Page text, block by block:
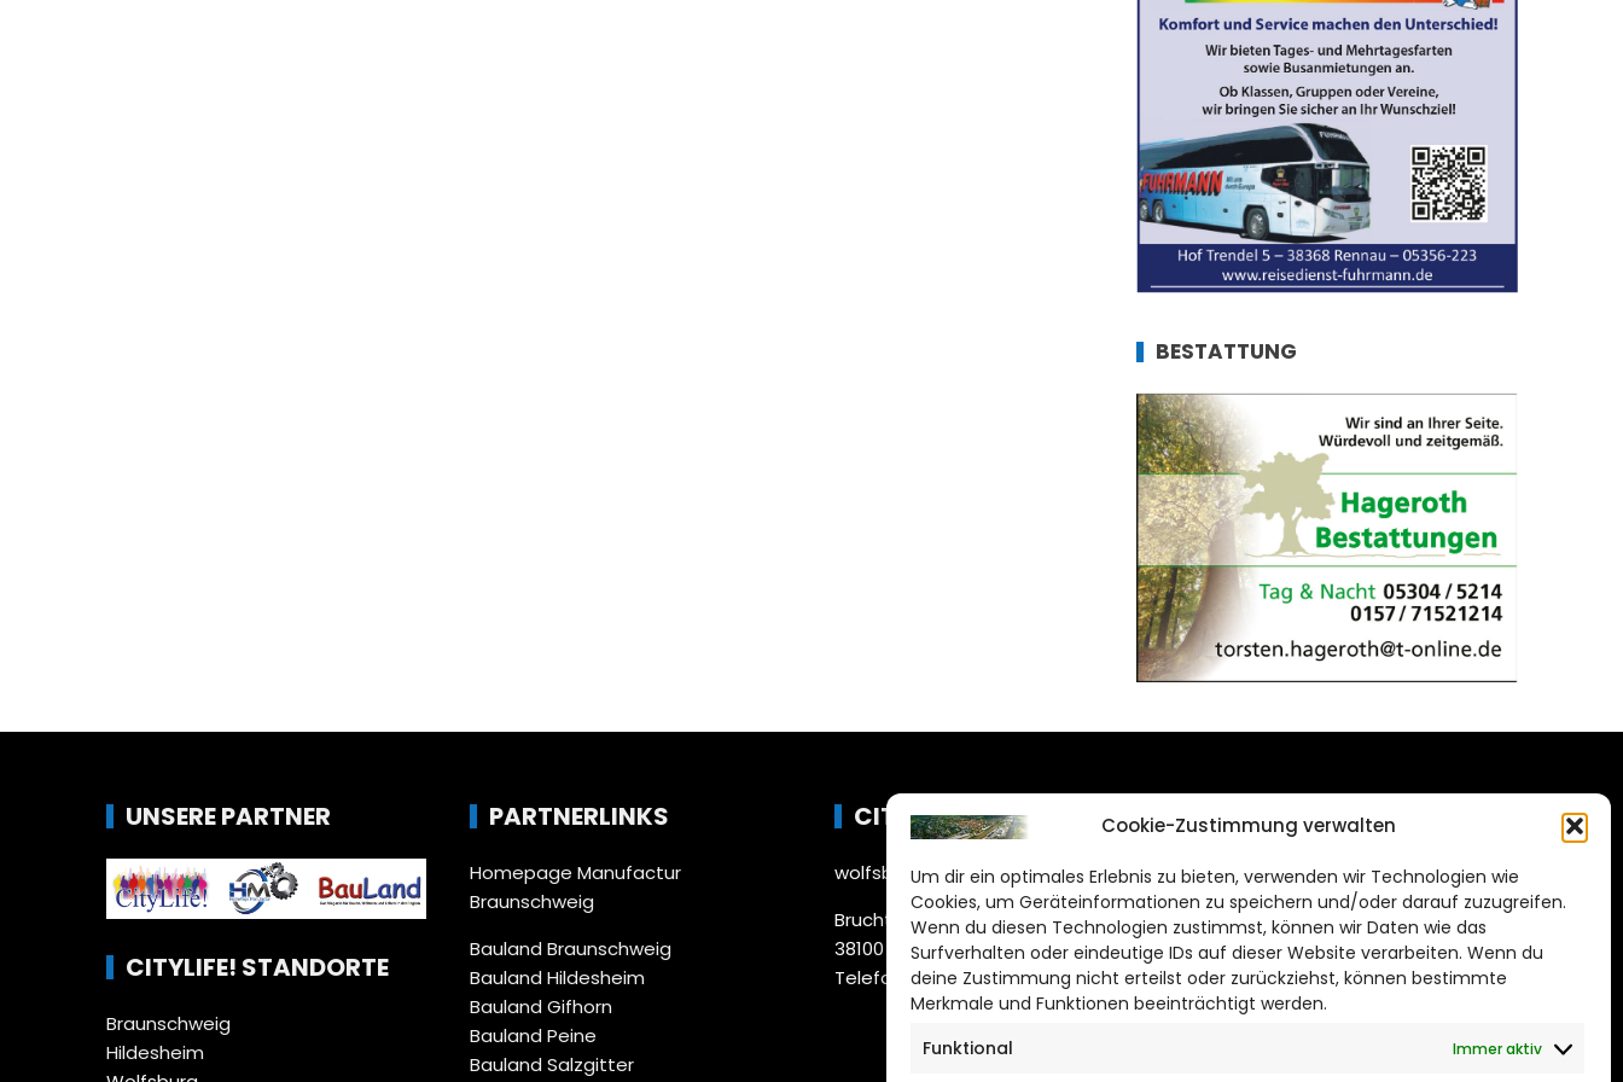
Cookie-Zustimmung verwalten
Um dir ein optimales Erlebnis zu bieten, verwenden wir Technologien wie
Cookies, um Geräteinformationen zu speichern und/oder darauf zuzugreifen.
Wenn du diesen Technologien zustimmst, können wir Daten wie das
Surfverhalten oder eindeutige IDs auf dieser Website verarbeiten. Wenn du
deine Zustimmung nicht erteilst oder zurückziehst, können bestimmte
Merkmale und Funktionen beeinträchtigt werden.
Funktional
Immer aktiv
BESTATTUNG
UNSERE PARTNER
CITYLIFE! STANDORTE
Braunschweig
Hildesheim
PARTNERLINKS
Homepage Manufactur
Braunschweig
Bauland Braunschweig
Bauland Hildesheim
Bauland Gifhorn
Bauland Peine
Bauland Salzgitter
CITYLIFE!
wolfsburg@citylifemedien.de
Bruchtorwall 12
38100 Braunschweig
Telefon: 0531 387220 – 65
DAS STADTMAGAZIN
FÜR WOLFSBURG
Impressum
Datenschutzerklärung
Cookie Richtlinie
CITYLIFE! BEI FACEBOOK